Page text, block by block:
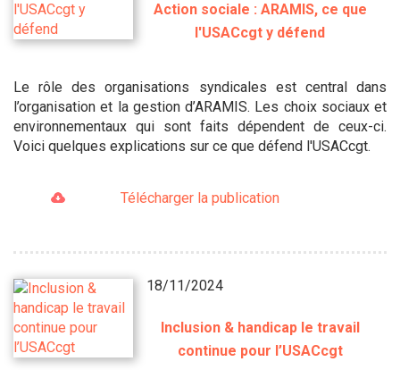
Action sociale : ARAMIS, ce que
l'USACcgt y défend
Le rôle des organisations syndicales est central dans
l’organisation et la gestion d’ARAMIS. Les choix sociaux et
environnementaux qui sont faits dépendent de ceux-ci.
Voici quelques explications sur ce que défend l'USACcgt.
Télécharger la publication
18/11/2024
Inclusion & handicap le travail
continue pour l’USACcgt